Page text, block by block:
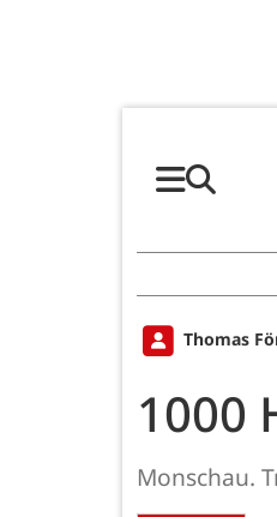
Thomas
1000
Monschau.